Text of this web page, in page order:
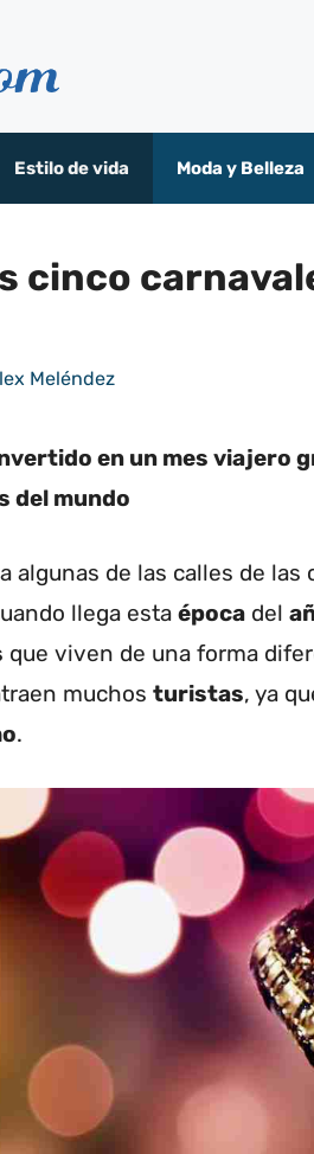
Estilo de vida Moda y Belleza
cinco
Meléndez
en un mes viajero
del mundo
algunas de las calles de las
llega esta época del
que viven de una forma
muchos turistas, ya
.